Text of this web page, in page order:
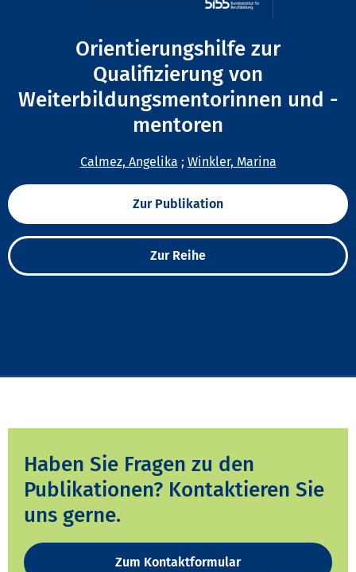
Orientierungshilfe zur
Qualifizierung von
Weiterbildungsmentorinnen und -
mentoren
Calmez, Angelika ; Winkler, Marina
Zur Publikation
Zur Reihe
Haben Sie Fragen zu den
Publikationen? Kontaktieren Sie
uns gerne.
Zum Kontaktformular